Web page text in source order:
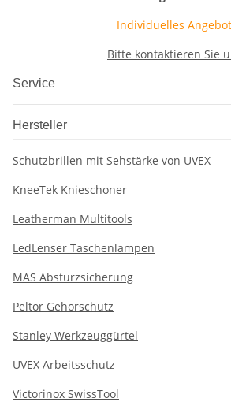
Individuelles
Bitte kontaktieren Sie
Service
Hersteller
Schutzbrillen mit Sehstärke von UVEX
KneeTek Knieschoner
Leatherman Multitools
LedLenser Taschenlampen
MAS Absturzsicherung
Peltor Gehörschutz
Stanley Werkzeuggürtel
UVEX Arbeitsschutz
Victorinox SwissTool